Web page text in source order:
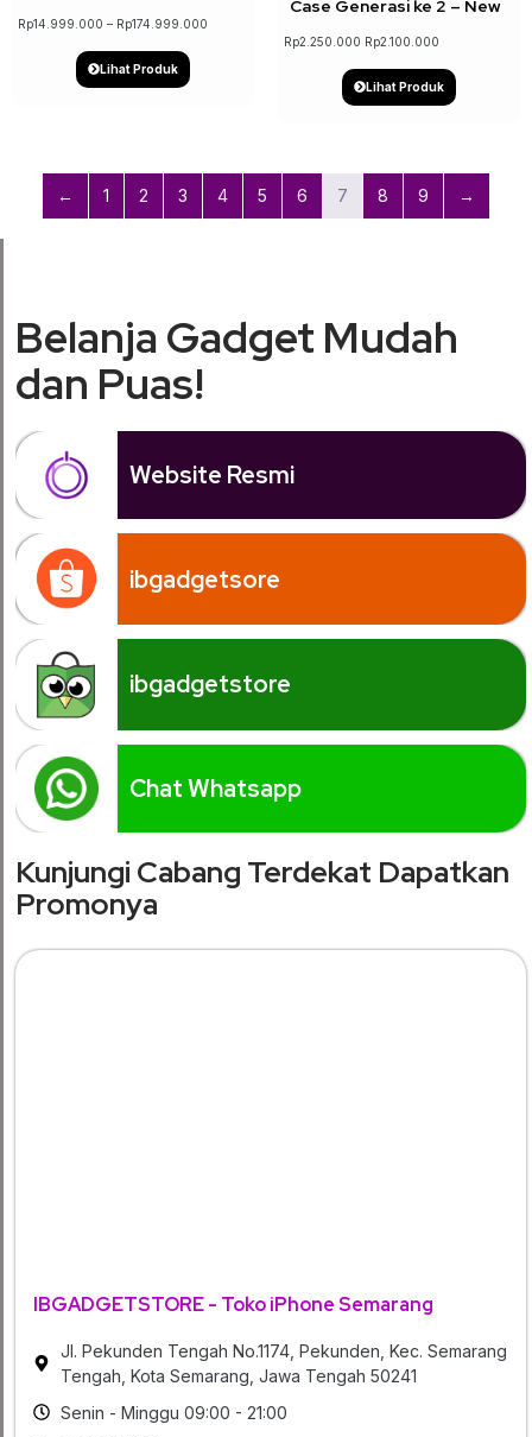
Rp14.999.000 – Rp174.999.000
Lihat Produk
Case Generasi ke 2 – New
Rp2.250.000 Rp2.100.000
Lihat Produk
← 1 2 3 4 5 6 7 8 9 →
Belanja Gadget Mudah
dan Puas!
Website Resmi
ibgadgetsore
ibgadgetstore
Chat Whatsapp
Kunjungi Cabang Terdekat Dapatkan
Promonya
IBGADGETSTORE - Toko iPhone Semarang
Jl. Pekunden Tengah No.1174, Pekunden, Kec. Semarang
Tengah, Kota Semarang, Jawa Tengah 50241
Senin - Minggu 09:00 - 21:00